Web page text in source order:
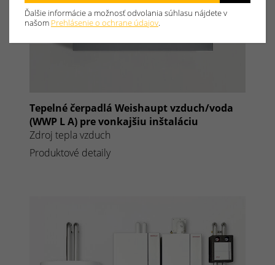
Tepelné čerpadlá Weishaupt vzduch/voda
(WWP L A) pre vonkajšiu inštaláciu
Zdroj tepla vzduch
Produktové detaily
Ďalšie informácie a možnosť odvolania súhlasu nájdete v
našom Prehlásenie o ochrane údajov.